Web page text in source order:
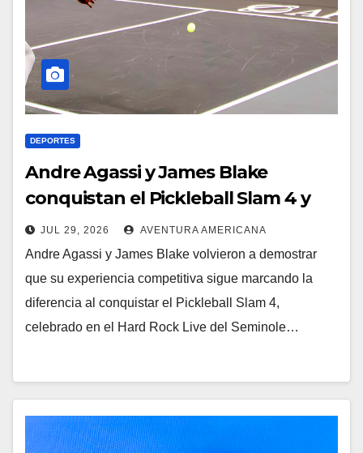
DEPORTES
Andre Agassi y James Blake
conquistan el Pickleball Slam 4 y
ganan el millón de dólares
JUL 29, 2026 AVENTURA AMERICANA
Andre Agassi y James Blake volvieron a demostrar
que su experiencia competitiva sigue marcando la
diferencia al conquistar el Pickleball Slam 4,
celebrado en el Hard Rock Live del Seminole…